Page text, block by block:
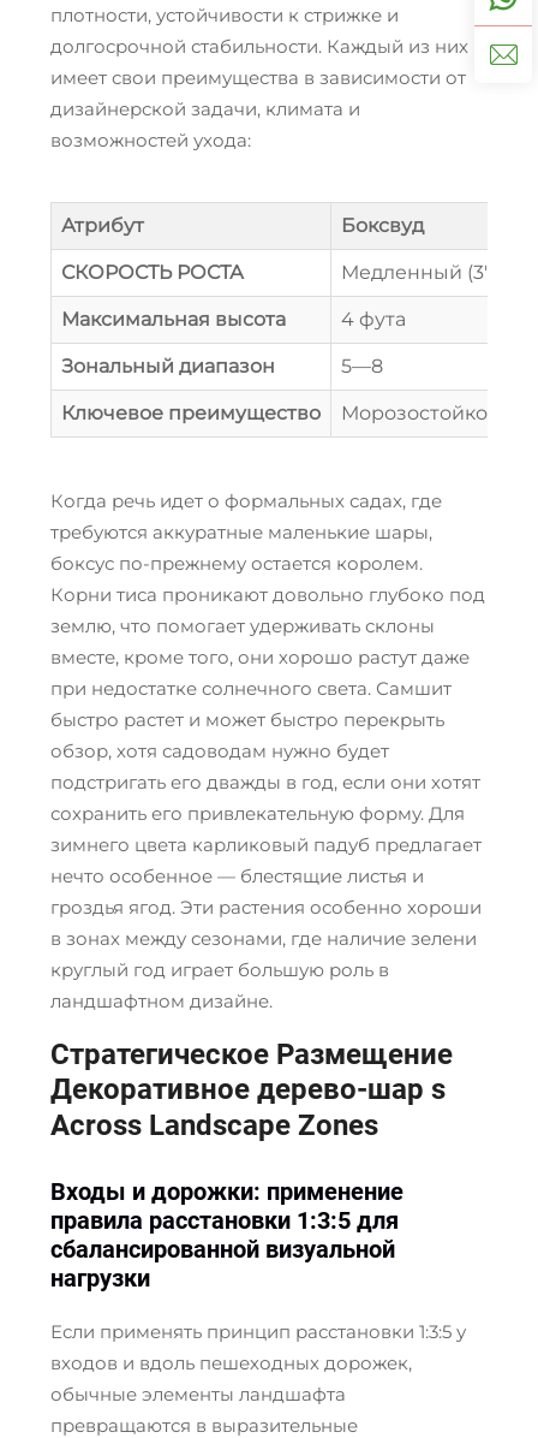
плотности, устойчивости к стрижке и
долгосрочной стабильности. Каждый из них
имеет свои преимущества в зависимости от
дизайнерской задачи, климата и
возможностей ухода:
Атрибут Боксвуд
СКОРОСТЬ РОСТА Медленный (3"/год)
Максимальная высота 4 фута
Зональный диапазон 5—8
Ключевое преимущество Морозостойкость
Когда речь идет о формальных садах, где
требуются аккуратные маленькие шары,
боксус по-прежнему остается королем.
Корни тиса проникают довольно глубоко под
землю, что помогает удерживать склоны
вместе, кроме того, они хорошо растут даже
при недостатке солнечного света. Самшит
быстро растет и может быстро перекрыть
обзор, хотя садоводам нужно будет
подстригать его дважды в год, если они хотят
сохранить его привлекательную форму. Для
зимнего цвета карликовый падуб предлагает
нечто особенное — блестящие листья и
гроздья ягод. Эти растения особенно хороши
в зонах между сезонами, где наличие зелени
круглый год играет большую роль в
ландшафтном дизайне.
Стратегическое Размещение
Декоративное дерево-шар s
Across Landscape Zones
Входы и дорожки: применение
правила расстановки 1:3:5 для
сбалансированной визуальной
нагрузки
Если применять принцип расстановки 1:3:5 у
входов и вдоль пешеходных дорожек,
обычные элементы ландшафта
превращаются в выразительные